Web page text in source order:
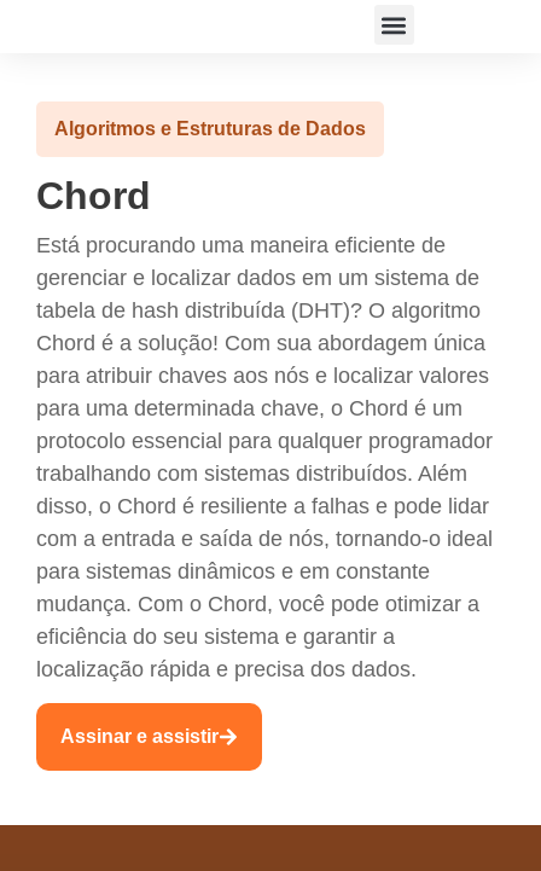
Algoritmos e Estruturas de Dados
Chord
Está procurando uma maneira eficiente de
gerenciar e localizar dados em um sistema de
tabela de hash distribuída (DHT)? O algoritmo
Chord é a solução! Com sua abordagem única
para atribuir chaves aos nós e localizar valores
para uma determinada chave, o Chord é um
protocolo essencial para qualquer programador
trabalhando com sistemas distribuídos. Além
disso, o Chord é resiliente a falhas e pode lidar
com a entrada e saída de nós, tornando-o ideal
para sistemas dinâmicos e em constante
mudança. Com o Chord, você pode otimizar a
eficiência do seu sistema e garantir a
localização rápida e precisa dos dados.
Assinar e assistir